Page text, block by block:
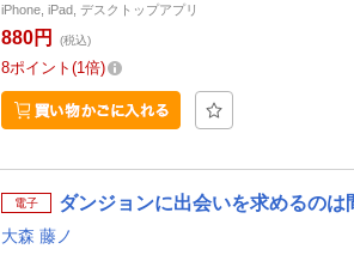
iPhone, iPad, デスクトップアプリ
880円 (税込)
8ポイント 1倍
電子 ダンジョンに出会いを求めるの
大森 藤ノ